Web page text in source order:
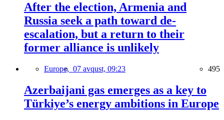
After the election, Armenia and
Russia seek a path toward de-
escalation, but a return to their
former alliance is unlikely
Europe, 07 avqust, 09:23 495
Azerbaijani gas emerges as a key to
Türkiye’s energy ambitions in Europe